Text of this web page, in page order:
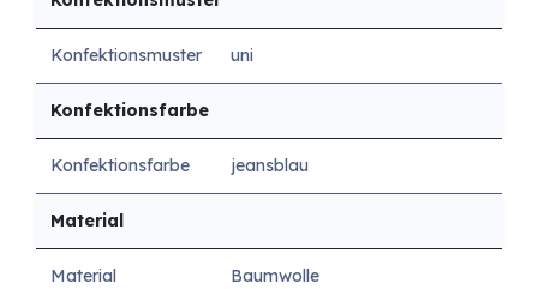
Konfektionsmuster uni
Konfektionsfarbe
Konfektionsfarbe jeansblau
Material
Material Baumwolle